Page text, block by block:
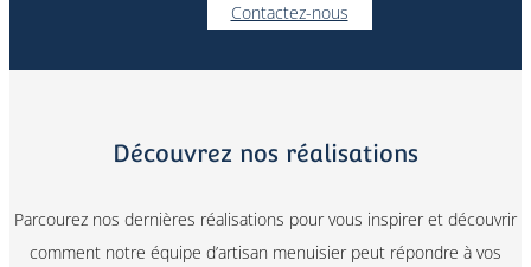
Contactez-nous
Découvrez nos réalisations
Parcourez nos dernières réalisations pour vous inspirer et découvrir
comment notre équipe d’artisan menuisier peut répondre à vos